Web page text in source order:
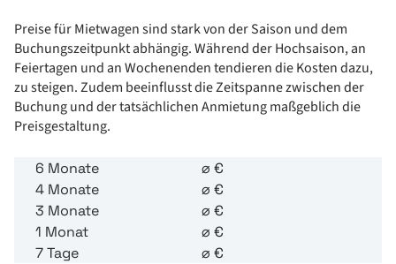
Preise für Mietwagen sind stark von der Saison und dem
Buchungszeitpunkt abhängig. Während der Hochsaison, an
Feiertagen und an Wochenenden tendieren die Kosten dazu,
zu steigen. Zudem beeinflusst die Zeitspanne zwischen der
Buchung und der tatsächlichen Anmietung maßgeblich die
Preisgestaltung.
6 Monate ⌀ €
4 Monate
⌀ €
3 Monate
⌀ €
1 Monat
⌀ €
7 Tage
⌀ €